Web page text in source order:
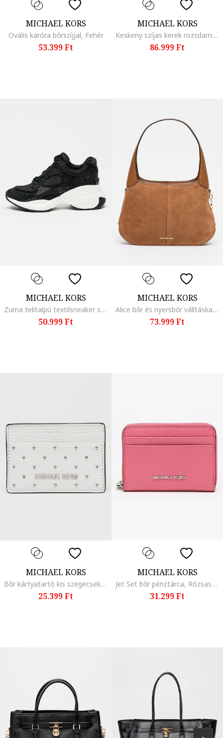
MICHAEL KORS
Ovális karóra bőrszíjjal, Fehér
53.399 Ft
MICHAEL KORS
Keskeny szíjas kerek rozsdamentes acél karóra, Ezüstszín
86.999 Ft
MICHAEL KORS
Zuma telitalpú textilsneaker strasszkövekkel, Fekete/Olajkék
50.999 Ft
MICHAEL KORS
Alice bőr és nyersbőr válltáska, Karamellbarna
73.999 Ft
MICHAEL KORS
Bőr kártyatartó kis szegecsekkel, Fehér
25.399 Ft
MICHAEL KORS
Jet Set bőr pénztárca, Rózsaszín
31.299 Ft